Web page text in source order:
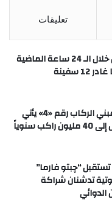
تعليقات
ميناء_دمياط استقبل خلال الـ 24 ساعة الماضية
وزير الطيران: مشروع مبني الركاب رقم «4» يأتي
سنوياً
“چبتو فارما”
تدشنان شراكة
الدوائي